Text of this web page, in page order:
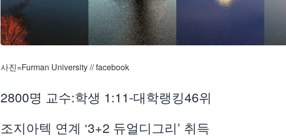
사진=Furman University // facebook
2800명 교수:학생 1:11-대학랭킹46위
조지아텍 연계 ‘3+2 듀얼디그리’ 취득